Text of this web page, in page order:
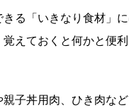
る「いきなり食材」
えておくと何かと便
子丼用肉、ひき肉な